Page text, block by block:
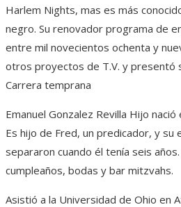
Harlem Nights, mas es más
negro. Su renovador programa de
entre mil novecientos ochenta y
otros proyectos de T.V. y presentó
Carrera temprana
Emanuel Gonzalez Revilla Hijo
Es hijo de Fred, un predicador, y su
separaron cuando él tenía seis
cumpleaños, bodas y bar mitzvahs.
Asistió a la Universidad de Ohio en